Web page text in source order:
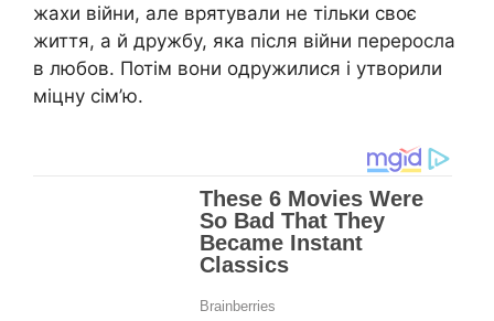
жахи війни, але врятували не тільки своє
життя, а й дружбу, яка після війни переросла
в любов. Потім вони одружилися і утворили
міцну сім’ю.